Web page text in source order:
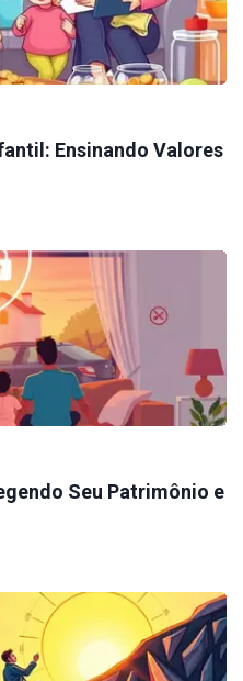
Ensinando Valores
Seu Patrimônio e